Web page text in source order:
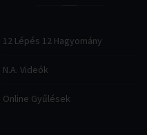
12 Lépés 12 Hagyomány
N.A. Videók
Online Gyűlések